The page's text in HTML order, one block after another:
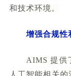
和技术环境。
增强合规性
AIMS 提供
人工智能相关